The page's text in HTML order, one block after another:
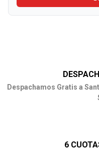
Despachamos Gratis a
6